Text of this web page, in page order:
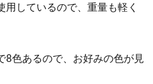
しているので、重量も軽く
8色あるので、お好みの色が見